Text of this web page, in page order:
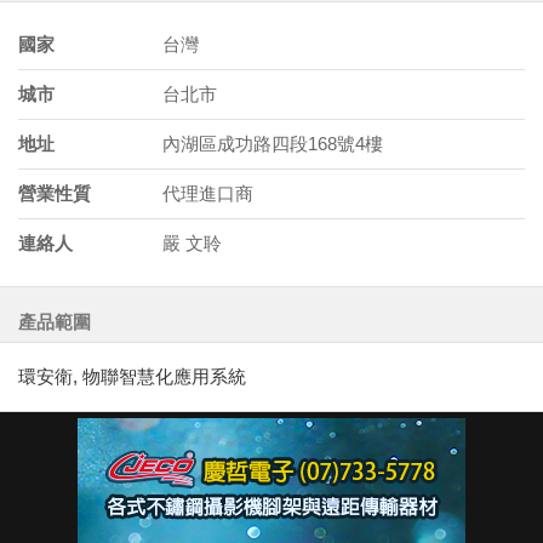
國家 台灣
城市 台北市
地址 內湖區成功路四段168號4樓
營業性質 代理進口商
連絡人 嚴 文聆
產品範圍
環安衛, 物聯智慧化應用系統